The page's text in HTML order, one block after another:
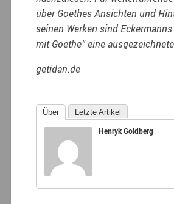
über Goethes Ansichten und
seinen Werken sind Eckermanns
mit Goethe“ eine
getidan.de​
Über Letzte Artikel
Henryk Goldberg